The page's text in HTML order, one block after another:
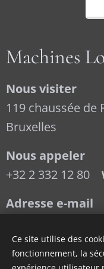
Machines
Nous visiter
119 chaussée de
Bruxelles
Nous appeler
+32 2 332 12 80
Adresse e-mail
TVA : BE 0416
Ce site utilise des
fonctionnement, la